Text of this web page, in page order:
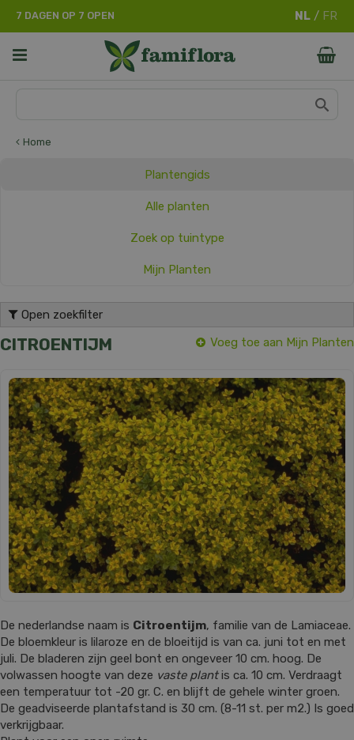
Home
7 DAGEN OP 7 OPEN
Plantengids
Alle planten
Zoek op tuintype
Mijn Planten
Open zoekfilter
CITROENTIJM Voeg toe aan Mijn Planten
De nederlandse naam is Citroentijm, familie van de Lamiaceae.
De bloemkleur is lilaroze en de bloeitijd is van ca. juni tot en met
juli. De bladeren zijn geel bont en ongeveer 10 cm. hoog. De
volwassen hoogte van deze vaste plantis ca. 10 cm. Verdraagt
een temperatuur tot -20 gr. C. en blijft de gehele winter groen.
De geadviseerde plantafstand is 30 cm. (8-11 st. per m2.) Is goed
verkrijgbaar.